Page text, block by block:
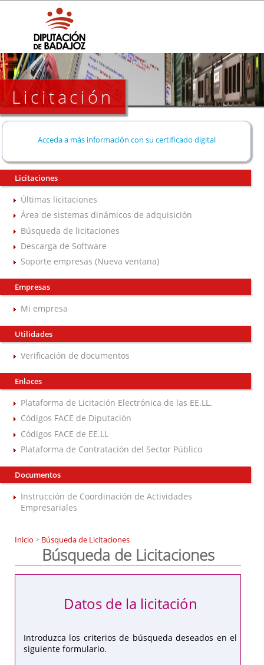
Licitación
Acceda a más información con su certificado digital
Licitaciones
Últimas licitaciones
Área de sistemas dinámicos de adquisición
Búsqueda de licitaciones
Descarga de Software
Soporte empresas (Nueva ventana)
Empresas
Mi empresa
Utilidades
Verificación de documentos
Enlaces
Plataforma de Licitación Electrónica de las EE.LL.
Códigos FACE de Diputación
Códigos FACE de EE.LL
Plataforma de Contratación del Sector Público
Documentos
Instrucción de Coordinación de Actividades
Empresariales
Inicio > Búsqueda de Licitaciones
Búsqueda de Licitaciones
Introduzca los criterios de búsqueda deseados en el
siguiente formulario.
Datos de la licitación